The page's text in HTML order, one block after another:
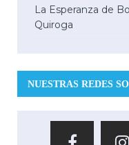
La Esperanza de
Quiroga
NUESTRAS REDES